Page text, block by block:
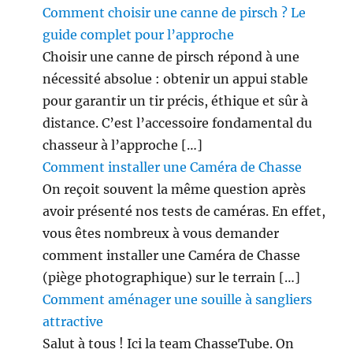
o
m
e
s
i
o
u
s
é
t
i
z
!
Comment choisir une canne de pirsch ? Le
guide complet pour l’approche
Choisir une canne de pirsch répond à une
nécessité absolue : obtenir un appui stable
pour garantir un tir précis, éthique et sûr à
distance. C’est l’accessoire fondamental du
chasseur à l’approche […]
Comment installer une Caméra de Chasse
On reçoit souvent la même question après
avoir présenté nos tests de caméras. En effet,
vous êtes nombreux à vous demander
comment installer une Caméra de Chasse
(piège photographique) sur le terrain […]
Comment aménager une souille à sangliers
attractive
Salut à tous ! Ici la team ChasseTube. On